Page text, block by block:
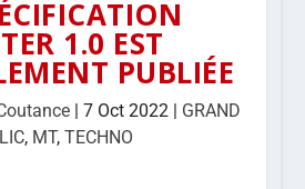
1.0 EST
PUBLIÉE
| 7 Oct 2022| GRAND
, MT,TECHNO